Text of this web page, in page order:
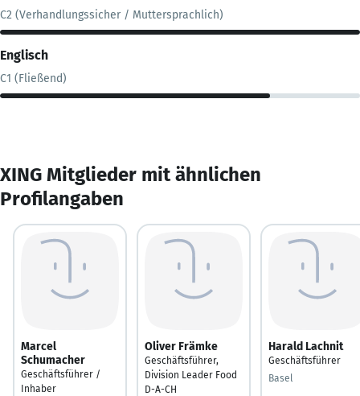
C2 (Verhandlungssicher / Muttersprachlich)
Englisch
C1 (Fließend)
XING Mitglieder mit ähnlichen
Profilangaben
Marcel
Schumacher
Geschäftsführer /
Inhaber
Oliver Främke
Geschäftsführer,
Division Leader Food
D-A-CH
Harald Lachnit
Geschäftsführer
Basel